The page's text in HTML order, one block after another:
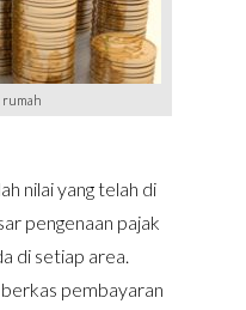
rumah
nilai yang telah di
pengenaan pajak
di setiap area.
pembayaran